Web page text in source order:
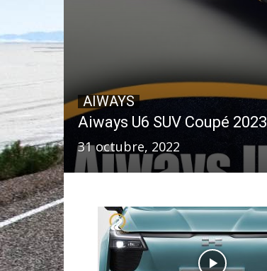
AIWAYS
Aiways U6 SUV Coupé 2023
31 octubre, 2022